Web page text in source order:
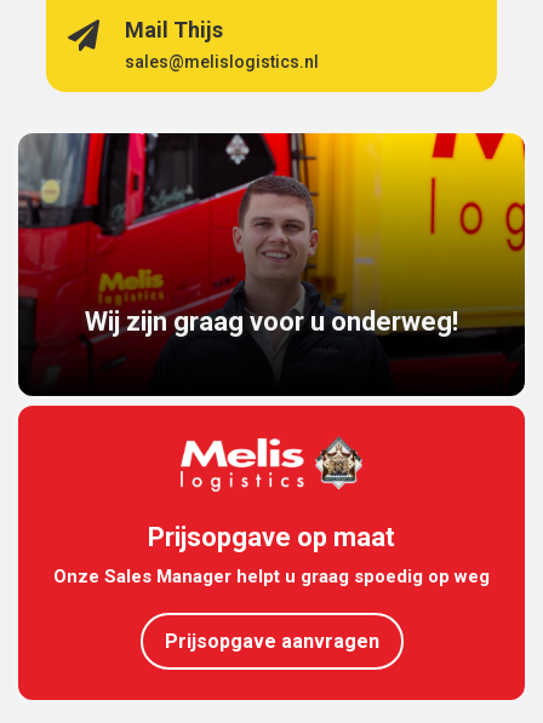
 Mail Thijs
sales@melislogistics.nl
Wij zijn graag voor u onderweg!
Prijsopgave op maat
Onze Sales Manager helpt u graag spoedig op weg
Prijsopgave aanvragen